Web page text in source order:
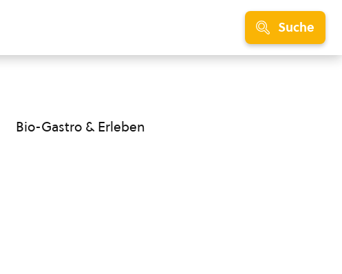
Suche
Bio-Gastro & Erleben